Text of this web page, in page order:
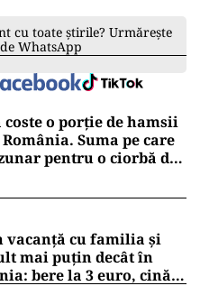
cu toate știrile? Urmărește
WhatsApp
coste o porție de hamsii
Suma pe care
pentru o ciorbă de
vacanță cu familia și
mai puțin decât în
bere la 3 euro, cină